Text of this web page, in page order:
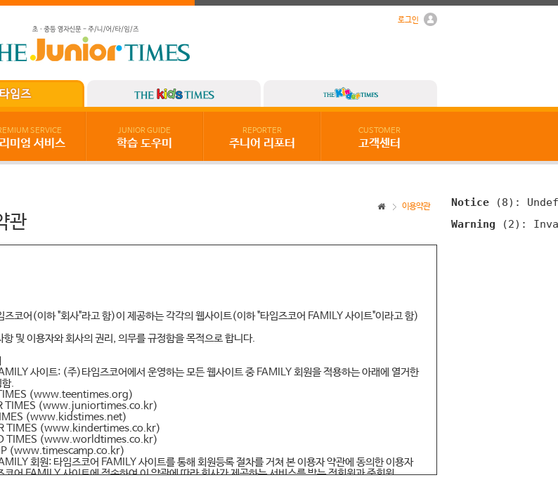
로그인
SERVICE
미엄 서비스
JUNIOR GUIDE
학습 도우미
REPORTER
주니어 리포터
CUSTOMER
고객센터
Notice (8) :
Warning (2) :
이용약관
관
코어(이하 "회사"라고 함)이 제공하는 각각의 웹사이트(이하 "타임즈코어 FAMILY 사이트"이라고 함)
항 및 이용자와 회사의 권리, 의무를 규정함을 목적으로 합니다.
사이트: (주)타임즈코어에서 운영하는 모든 웹사이트 중 FAMILY 회원을 적용하는 아래에 열거한
.
(www.teentimes.org)
TIMES (www.juniortimes.co.kr)
(www.kidstimes.net)
TIMES (www.kindertimes.co.kr)
TIMES (www.worldtimes.co.kr)
(www.timescamp.co.kr)
회원: 타임즈코어 FAMILY 사이트를 통해 회원등록 절차를 거쳐 본 이용자 약관에 동의한 이용자
어 FAMILY 사이트에 접속하여 이 약관에 따라 회사가 제공하는 서비스를 받는 정회원과 준회원